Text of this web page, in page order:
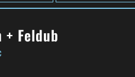
+ Feldub